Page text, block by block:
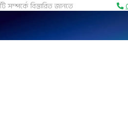
সম্পর্কে বিস্তারিত জানতে